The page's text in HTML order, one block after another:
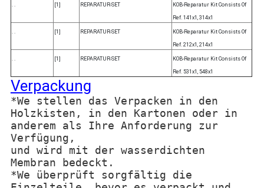
[1] REPARATUR-SET KOB-Reparatur Kit Consists Of
Ref. 141x1, 314x1
[1] REPARATUR-SET KOB-Reparatur Kit Consists Of
Ref. 212x1, 214x1
[1] REPARATUR-SET KOB-Reparatur Kit Consists Of
Ref. 531x1, 548x1
Verpackung
*We stellen das Verpacken in den
Holzkisten, in den Kartonen oder in
anderem als Ihre Anforderung zur
Verfügung,
und wird mit der wasserdichten
Membran bedeckt.
*We überprüft sorgfältig die